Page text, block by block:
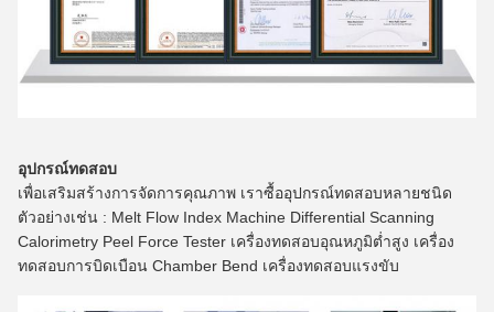
อุปกรณ์ทดสอบ
เพื่อเสริมสร้างการจัดการคุณภาพ เราซื้ออุปกรณ์ทดสอบหลายชนิด
ตัวอย่างเช่น : Melt Flow Index Machine Differential Scanning
Calorimetry Peel Force Tester เครื่องทดสอบอุณหภูมิต่ำสูง เครื่อง
ทดสอบการบิดเบือน Chamber Bend เครื่องทดสอบแรงขับ